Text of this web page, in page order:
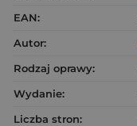
EAN:
Autor:
Rodzaj oprawy:
Wydanie:
Liczba stron: